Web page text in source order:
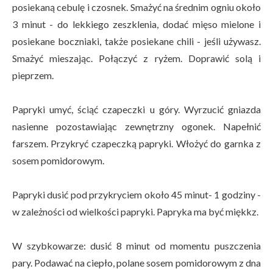
posiekaną cebulę i czosnek. Smażyć na średnim ogniu około
3 minut - do lekkiego zeszklenia, dodać mięso mielone i
posiekane boczniaki, także posiekane chili - jeśli używasz.
Smażyć mieszając. Połączyć z ryżem. Doprawić solą i
pieprzem.
Papryki umyć, ściąć czapeczki u góry. Wyrzucić gniazda
nasienne pozostawiając zewnętrzny ogonek. Napełnić
farszem. Przykryć czapeczką papryki. Włożyć do garnka z
sosem pomidorowym.
Papryki dusić pod przykryciem około 45 minut- 1 godziny -
w zależności od wielkości papryki. Papryka ma być miękkz.
W szybkowarze: dusić 8 minut od momentu puszczenia
pary. Podawać na ciepło, polane sosem pomidorowym z dna